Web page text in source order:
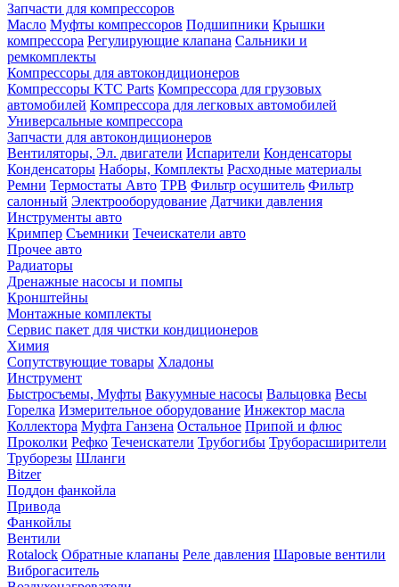
Запчасти для компрессоров
Масло Муфты компрессоров Подшипники Крышки
компрессора Регулирующие клапана Сальники и
ремкомплекты
Компрессоры для автокондиционеров
Компрессоры KTC Parts Компрессора для грузовых
автомобилей Компрессора для легковых автомобилей
Универсальные компрессора
Запчасти для автокондиционеров
Вентиляторы, Эл. двигатели Испарители Конденсаторы
Конденсаторы Наборы, Комплекты Расходные материалы
Ремни Термостаты Авто ТРВ Фильтр осушитель Фильтр
салонный Электрооборудование Датчики давления
Инструменты авто
Кримпер Съемники Течеискатели авто
Прочее авто
Радиаторы
Дренажные насосы и помпы
Кронштейны
Монтажные комплекты
Сервис пакет для чистки кондиционеров
Химия
Сопутствующие товары Хладоны
Инструмент
Быстросъемы, Муфты Вакуумные насосы Вальцовка Весы
Горелка Измерительное оборудование Инжектор масла
Коллектора Муфта Ганзена Остальное Припой и флюс
Проколки Рефко Течеискатели Трубогибы Труборасширители
Труборезы Шланги
Bitzer
Поддон фанкойла
Привода
Фанкойлы
Вентили
Rotalock Обратные клапаны Реле давления Шаровые вентили
Виброгаситель